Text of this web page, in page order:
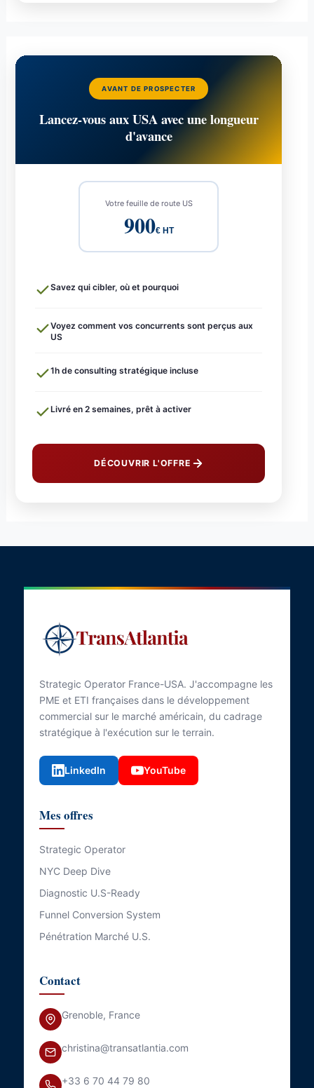
AVANT DE PROSPECTER
Lancez-vous aux USA avec une longueur
d'avance
Votre feuille de route US
900€ HT
Savez qui cibler, où et pourquoi
Voyez comment vos concurrents sont perçus aux
US
1h de consulting stratégique incluse
Livré en 2 semaines, prêt à activer
DÉCOUVRIR L'OFFRE
Strategic Operator France-USA. J'accompagne les
PME et ETI françaises dans le développement
commercial sur le marché américain, du cadrage
stratégique à l'exécution sur le terrain.
LinkedIn YouTube
Mes offres
Strategic Operator
NYC Deep Dive
Diagnostic U.S-Ready
Funnel Conversion System
Pénétration Marché U.S.
Contact
Grenoble, France
christina@transatlantia.com
+33 6 70 44 79 80